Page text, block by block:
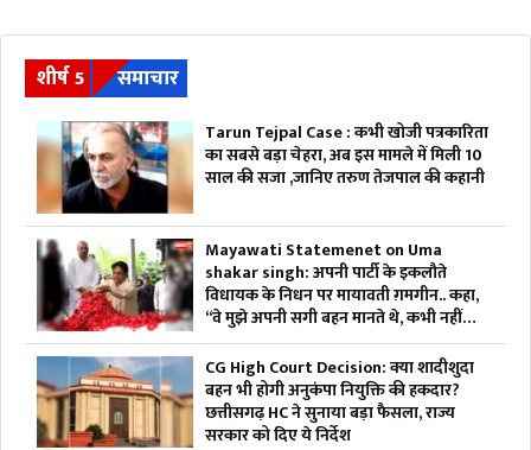
शीर्ष 5 समाचार
Tarun Tejpal Case : कभी खोजी पत्रकारिता
का सबसे बड़ा चेहरा, अब इस मामले में मिली 10
साल की सजा ,जानिए तरुण तेजपाल की कहानी
Mayawati Statemenet on Uma
shakar singh: अपनी पार्टी के इकलौते
विधायक के निधन पर मायावती ग़मगीन.. कहा,
“वे मुझे अपनी सगी बहन मानते थे, कभी नहीं
किया विश्वासघात”.. आप भी सुनें
CG High Court Decision: क्या शादीशुदा
बहन भी होगी अनुकंपा नियुक्ति की हकदार?
छत्तीसगढ़ HC ने सुनाया बड़ा फैसला, राज्य
सरकार को दिए ये निर्देश